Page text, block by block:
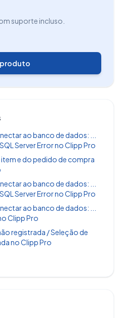
suporte incluso.
produto
ao banco de dados: ...
Server Error no Clipp Pro
e do pedido de compra
ao banco de dados: ...
Server Error no Clipp Pro
ao banco de dados: ...
Clipp Pro
registrada / Seleção de
no Clipp Pro